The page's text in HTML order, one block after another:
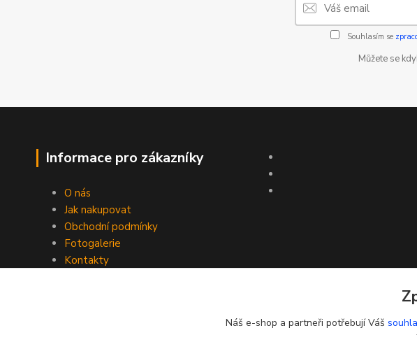
Souhlasím se
Můžete se
Informace pro zákazníky
O nás
Jak nakupovat
Obchodní podmínky
Fotogalerie
Kontakty
Náš e-shop a partneři potřebují Váš